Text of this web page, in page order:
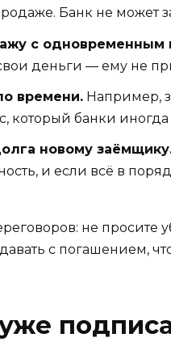
Банк не может
с одновременным
деньги — ему не
времени. Например,
который банки
новому
и если всё в
не просите
с погашением,